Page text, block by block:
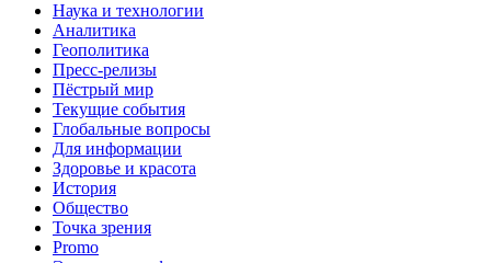
Наука и технологии
Аналитика
Геополитика
Пресс-релизы
Пёстрый мир
Текущие события
Глобальные вопросы
Для информации
Здоровье и красота
История
Общество
Точка зрения
Promo